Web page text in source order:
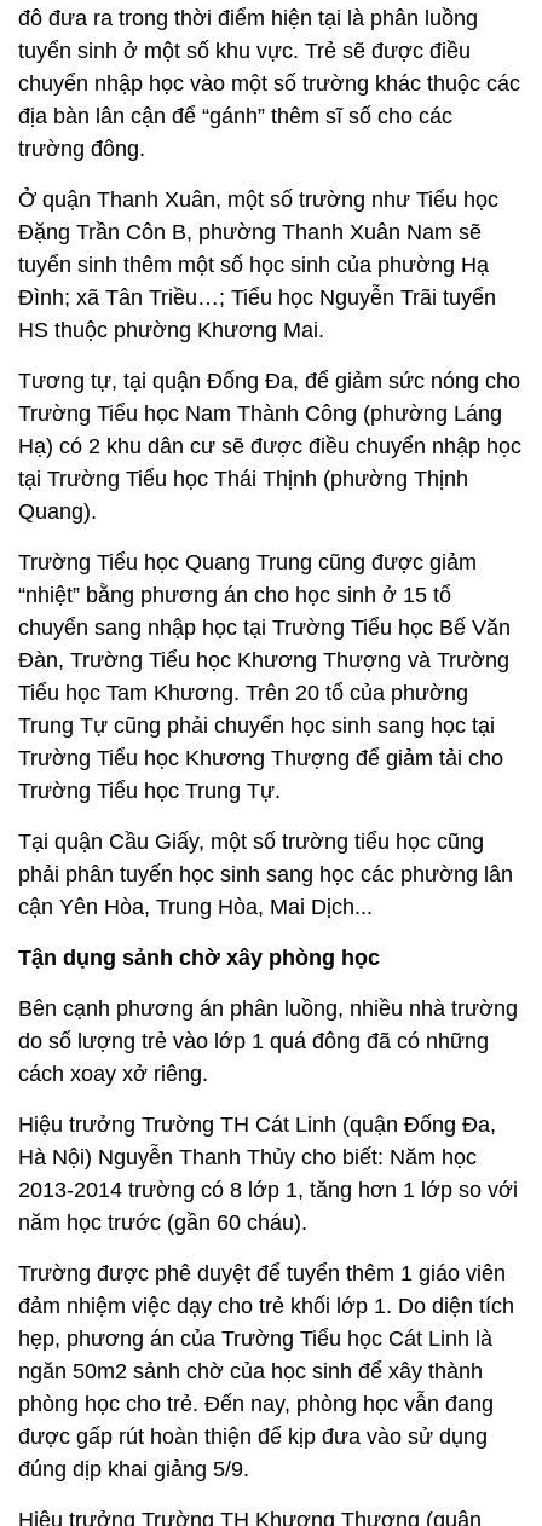
đô đưa ra trong thời điểm hiện tại là phân luồng
tuyển sinh ở một số khu vực. Trẻ sẽ được điều
chuyển nhập học vào một số trường khác thuộc các
địa bàn lân cận để “gánh” thêm sĩ số cho các
trường đông.
Ở quận Thanh Xuân, một số trường như Tiểu học
Đặng Trần Côn B, phường Thanh Xuân Nam sẽ
tuyển sinh thêm một số học sinh của phường Hạ
Đình; xã Tân Triều…; Tiểu học Nguyễn Trãi tuyển
HS thuộc phường Khương Mai.
Tương tự, tại quận Đống Đa, để giảm sức nóng cho
Trường Tiểu học Nam Thành Công (phường Láng
Hạ) có 2 khu dân cư sẽ được điều chuyển nhập học
tại Trường Tiểu học Thái Thịnh (phường Thịnh
Quang).
Trường Tiểu học Quang Trung cũng được giảm
“nhiệt” bằng phương án cho học sinh ở 15 tổ
chuyển sang nhập học tại Trường Tiểu học Bế Văn
Đàn, Trường Tiểu học Khương Thượng và Trường
Tiểu học Tam Khương. Trên 20 tổ của phường
Trung Tự cũng phải chuyển học sinh sang học tại
Trường Tiểu học Khương Thượng để giảm tải cho
Trường Tiểu học Trung Tự.
Tại quận Cầu Giấy, một số trường tiểu học cũng
phải phân tuyến học sinh sang học các phường lân
cận Yên Hòa, Trung Hòa, Mai Dịch...
Tận dụng sảnh chờ xây phòng học
Bên cạnh phương án phân luồng, nhiều nhà trường
do số lượng trẻ vào lớp 1 quá đông đã có những
cách xoay xở riêng.
Hiệu trưởng Trường TH Cát Linh (quận Đống Đa,
Hà Nội) Nguyễn Thanh Thủy cho biết: Năm học
2013-2014 trường có 8 lớp 1, tăng hơn 1 lớp so với
năm học trước (gần 60 cháu).
Trường được phê duyệt để tuyển thêm 1 giáo viên
đảm nhiệm việc dạy cho trẻ khối lớp 1. Do diện tích
hẹp, phương án của Trường Tiểu học Cát Linh là
ngăn 50m2 sảnh chờ của học sinh để xây thành
phòng học cho trẻ. Đến nay, phòng học vẫn đang
được gấp rút hoàn thiện để kịp đưa vào sử dụng
đúng dịp khai giảng 5/9.
Hiệu trưởng Trường TH Khương Thượng (quận